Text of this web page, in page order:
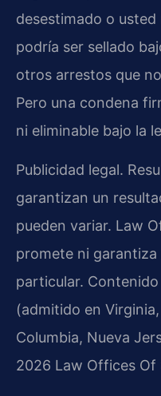
desestimado o
podría ser sellado
otros arrestos que
Pero una condena
ni eliminable bajo la
Publicidad legal.
garantizan un
pueden variar. Law
promete ni
particular.
(admitido en
Columbia, Nueva
2026 Law Offices Of